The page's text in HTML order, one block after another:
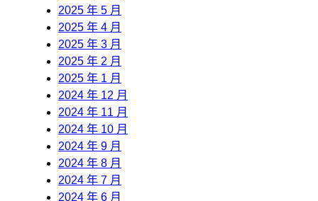
2025 年 5 月
2025 年 4 月
2025 年 3 月
2025 年 2 月
2025 年 1 月
2024 年 12 月
2024 年 11 月
2024 年 10 月
2024 年 9 月
2024 年 8 月
2024 年 7 月
2024 年 6 月